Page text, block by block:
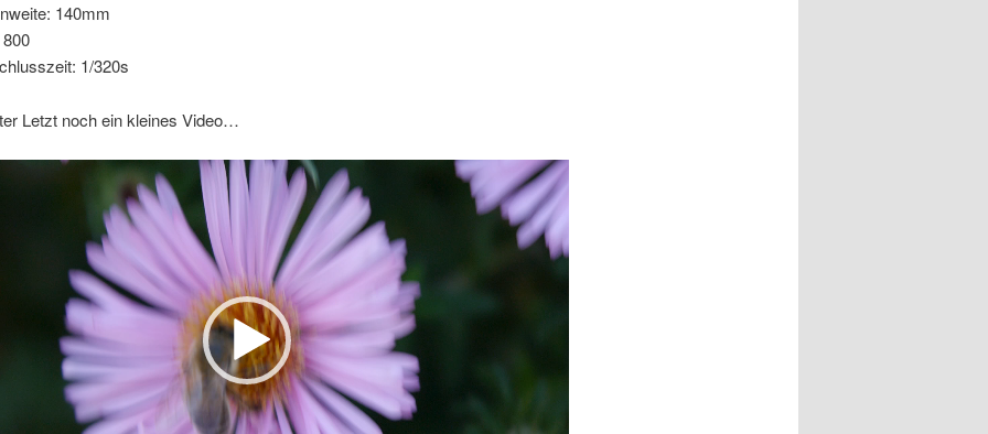
140mm
1/320s
Letzt noch ein kleines Video…